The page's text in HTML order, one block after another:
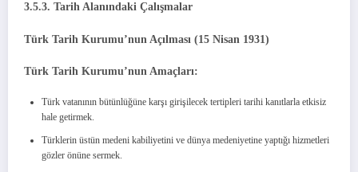
3.5.3. Tarih Alanındaki Çalışmalar
Türk Tarih Kurumu’nun Açılması (15 Nisan 1931)
Türk Tarih Kurumu’nun Amaçları:
Türk vatanının bütünlüğüne karşı girişilecek tertipleri tarihi kanıtlarla etkisiz
hale getirmek.
Türklerin üstün medeni kabiliyetini ve dünya medeniyetine yaptığı hizmetleri
gözler önüne sermek.